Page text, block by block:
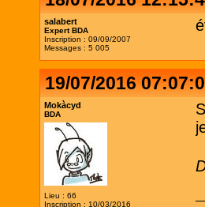
salabert
Expert BDA
Inscription : 09/09/2007
Messages : 5 005
19/07/2016
Mokàcyd
BDA
Lieu : 66
Inscription : 10/03/2016